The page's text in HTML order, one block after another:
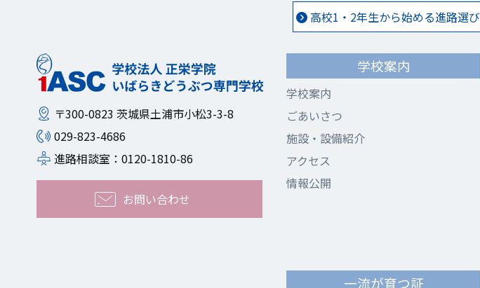
〒300-0823 茨城県土浦市小松3-3-8
029-823-4686
進路相談室：0120-1810-86
お問い合わせ
高校1・2年生から始める進路選び
学校案内
学校案内
ごあいさつ
施設・設備紹介
アクセス
情報公開
一流が育つ証